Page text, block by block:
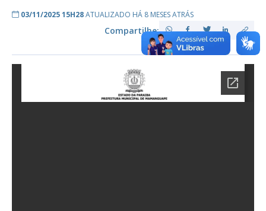
03/11/2025 15H28ATUALIZADO HÁ 8 MESES ATRÁS
Compartilhe: